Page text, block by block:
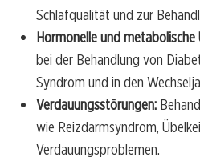
Schlafqualität und zur
Hormonelle und
bei der Behandlung von
Syndrom und in den
Verdauungsstörungen:
wie Reizdarmsyndrom,
Verdauungsproblemen.